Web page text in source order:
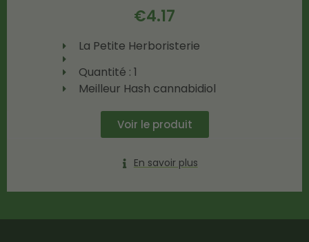
€4.17
La Petite Herboristerie
Quantité : 1
Meilleur Hash cannabidiol
Voir le produit
En savoir plus